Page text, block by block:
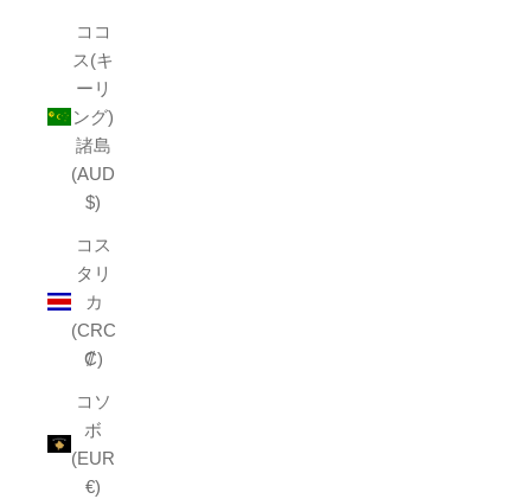
ココ
ス(キ
ーリ
ング)
諸島
(AUD
$)
コス
タリ
カ
(CRC
₡)
コソ
ボ
(EUR
€)